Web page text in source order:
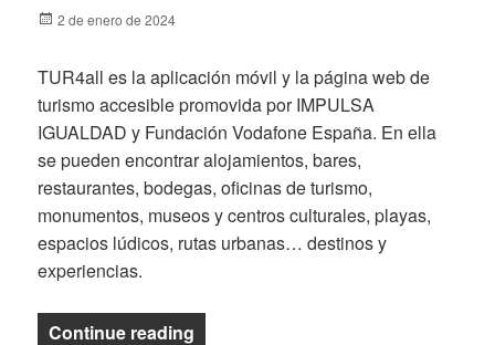
Posted
2 de enero de 2024
TUR4all es la aplicación móvil y la página web de
turismo accesible promovida por IMPULSA
IGUALDAD y Fundación Vodafone España. En ella
se pueden encontrar alojamientos, bares,
restaurantes, bodegas, oficinas de turismo,
monumentos, museos y centros culturales, playas,
espacios lúdicos, rutas urbanas… destinos y
experiencias.
Continue reading